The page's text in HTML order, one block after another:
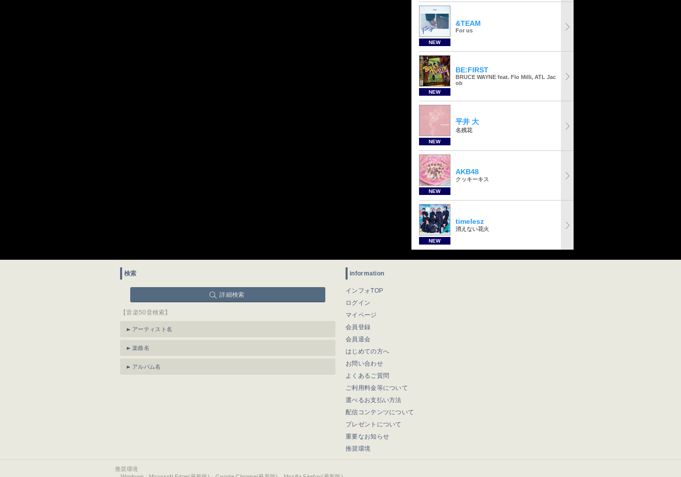
NEW
&TEAM
For us
NEW
BE:FIRST
BRUCE WAYNE feat. Flo Milli, ATL Jac
ob
NEW
平井 大
名残花
NEW
AKB48
クッキーキス
NEW
timelesz
消えない花火
検索
詳細検索
【音楽50音検索】
アーティスト名
楽曲名
アルバム名
information
インフォTOP
ログイン
マイページ
会員登録
会員退会
はじめての方へ
お問い合わせ
よくあるご質問
ご利用料金等について
選べるお支払い方法
配信コンテンツについて
プレゼントについて
重要なお知らせ
推奨環境
推奨環境